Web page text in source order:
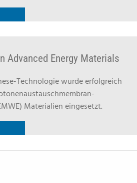
Advanced Energy Materials
Technologie wurde erfolgreich
Materialien eingesetzt.